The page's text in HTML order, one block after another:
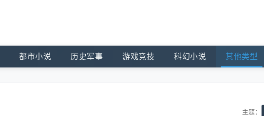
都市小说 历史军事 游戏竞技 科幻小说 其他类型
主题：